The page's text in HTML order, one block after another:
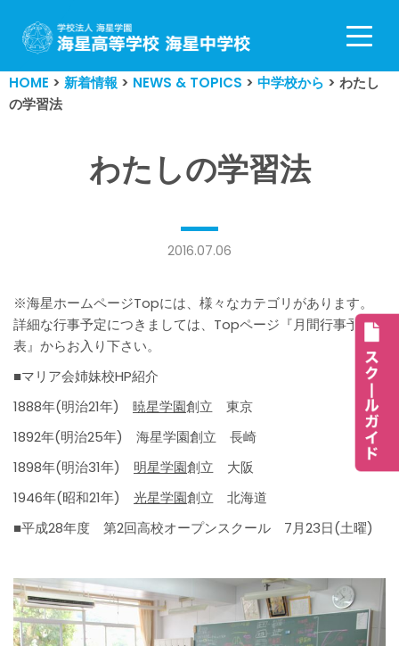
コ
ン
テ
ン
HOME > 新着情報 > NEWS & TOPICS > 中学校から > わたし
の学習法
わたしの学習法
2016.07.06
※海星ホームページTopには、様々なカテゴリがあります。
詳細な行事予定につきましては、Topページ『月間行事予定
表』からお入り下さい。
■マリア会姉妹校HP紹介
1888年(明治21年) 暁星学園創立 東京
1892年(明治25年) 海星学園創立 長崎
1898年(明治31年) 明星学園創立 大阪
1946年(昭和21年) 光星学園創立 北海道
■平成28年度 第2回高校オープンスクール 7月23日(土曜)